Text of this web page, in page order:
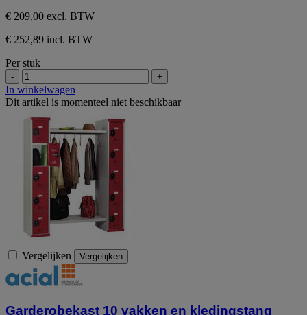
€ 209,00 excl. BTW
€ 252,89 incl. BTW
Per stuk
- +
In winkelwagen
Dit artikel is momenteel niet beschikbaar
Vergelijken Vergelijken
Garderobekast 10 vakken en kledingstang